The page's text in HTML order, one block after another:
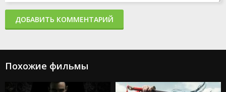
Каскадёры
Аргайл: Супершпион
Стражи Галактики. Часть 3
Ловушка
Подземелья и драконы: Честь среди воров
Каратэ-пацан: Легенды
Трансформеры: Восхождение Звероботов
ДОБАВИТЬ КОММЕНТАРИЙ
Похожие фильмы